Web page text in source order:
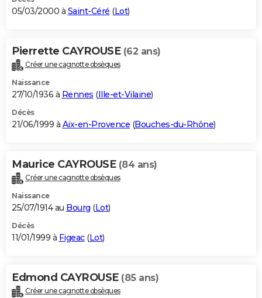
05/03/2000 à Saint-Céré (Lot)
Pierrette CAYROUSE (62 ans)
Créer une cagnotte obsèques
Naissance
27/10/1936 à Rennes (Ille-et-Vilaine)
Décès
21/06/1999 à Aix-en-Provence (Bouches-du-Rhône)
Maurice CAYROUSE (84 ans)
Créer une cagnotte obsèques
Naissance
25/07/1914 au Bourg (Lot)
Décès
11/01/1999 à Figeac(Lot)
Edmond CAYROUSE (85 ans)
Créer une cagnotte obsèques